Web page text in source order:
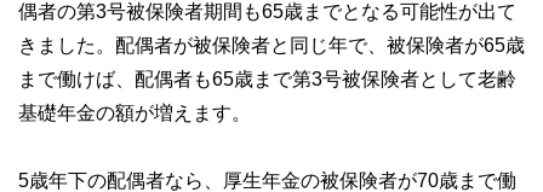
偶者の第3号被保険者期間も65歳までとなる可能性が出て
きました。配偶者が被保険者と同じ年で、被保険者が65歳
まで働けば、配偶者も65歳まで第3号被保険者として老齢
基礎年金の額が増えます。
5歳年下の配偶者なら、厚生年金の被保険者が70歳まで働